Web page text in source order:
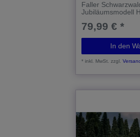
Faller
Jubiläumsmodell
79,99 € *
In den
*inkl. MwSt. zzgl.Versand